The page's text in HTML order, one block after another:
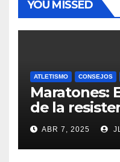
YOU MISSED
ATLETISMO CONSEJOS
Maratones:
de la
ABR 7, 2025